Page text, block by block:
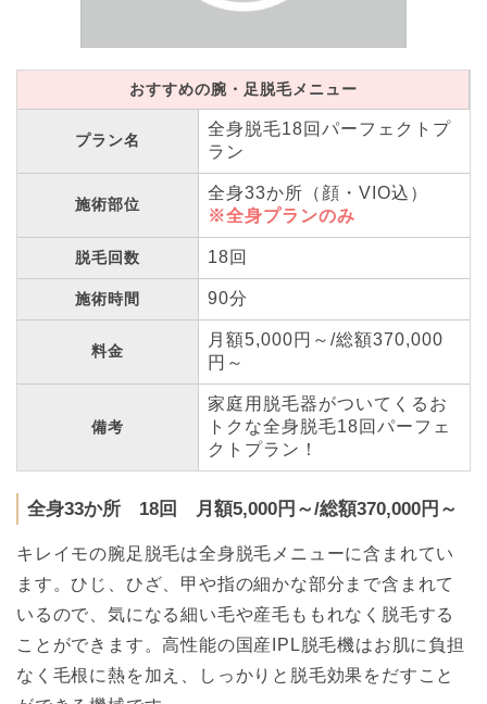
おすすめの腕・足脱毛メニュー
プラン名
全身脱毛18回パーフェクトプ
ラン
施術部位
全身33か所（顔・VIO込）
※全身プランのみ
脱毛回数 18回
施術時間 90分
料金
月額5,000円～/総額370,000
円～
備考
家庭用脱毛器がついてくるお
トクな全身脱毛18回パーフェ
クトプラン！
全身33か所 18回 月額5,000円～/総額370,000円～
キレイモの腕足脱毛は全身脱毛メニューに含まれてい
ます。ひじ、ひざ、甲や指の細かな部分まで含まれて
いるので、気になる細い毛や産毛ももれなく脱毛する
ことができます。高性能の国産IPL脱毛機はお肌に負担
なく毛根に熱を加え、しっかりと脱毛効果をだすこと